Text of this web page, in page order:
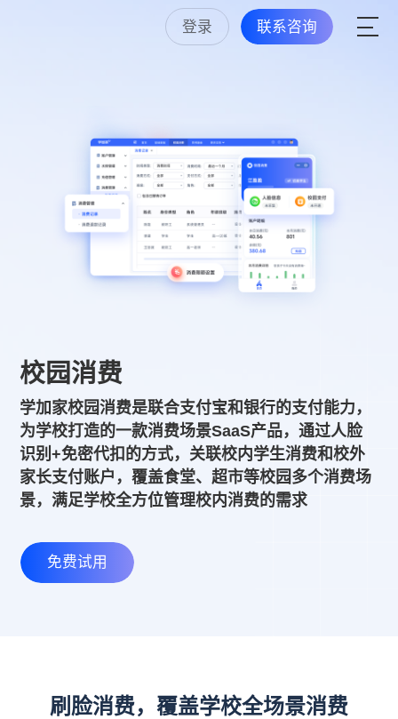
登录 联系咨询
校园消费
学加家校园消费是联合支付宝和银行的支付能力，
为学校打造的一款消费场景SaaS产品，通过人脸
识别+免密代扣的方式，关联校内学生消费和校外
家长支付账户，覆盖食堂、超市等校园多个消费场
景，满足学校全方位管理校内消费的需求
免费试用
刷脸消费，覆盖学校全场景消费